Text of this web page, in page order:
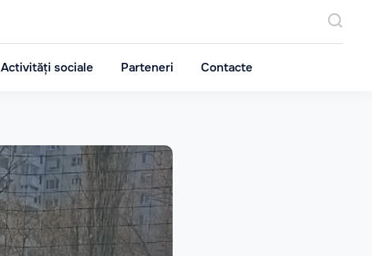
Activități sociale Parteneri Contacte